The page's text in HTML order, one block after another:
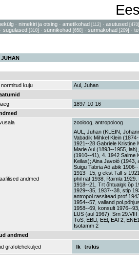
· nimekiri ja otsing · ametikohad [112] · asutused [470]
· sugulased [310] · sünnikohad [650] · surmakohad [209] ·
normitud kuju
Aul, Juhan
1897-10-16
zooloog, antropoloog
andmed
AUL, Juhan (KLEIN,
Vabadik Mihkel Klein
1921--28 Gabriele Kristine
Marie Aul (1893--1955,
(1910--41), 4. 1942 Salme
Keilas); Aina Javoió
Suigu Tabria Aö abik
1913--15, g ekst Tall-s
phil nat 1938, Raimla
1918--21, Trt õhtualgk õp
1929--35, 1937--38, stip
antropol.rassitead prof
1954--57, valland
1958--69, konsult 1976--
LUS (aul 1967). Srn
TöS, EBLl, EEl, EAT2,
Isotamm 2
andmed
grafoleheküljed
lk
trükis